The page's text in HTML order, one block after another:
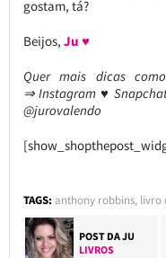
gostam, tá?
Beijos, Ju ♥
Quer mais dicas
⇒ Instagram ♥
@jurovalendo
TAGS: anthony robbins, livro
POST DAJU
LIVROS